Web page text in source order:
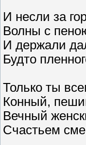
И несли за
Волны с
И держали
Будто
Только ты
Конный,
Вечный
Счастьем